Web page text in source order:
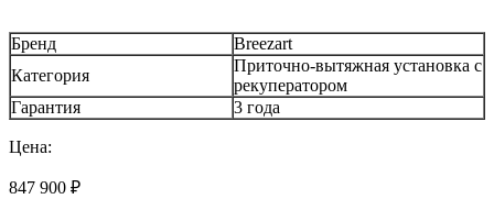
Бренд
Breezart
Категория
Приточно-вытяжная установка с
рекуператором
Гарантия
3 года
Цена:
847 900 ₽